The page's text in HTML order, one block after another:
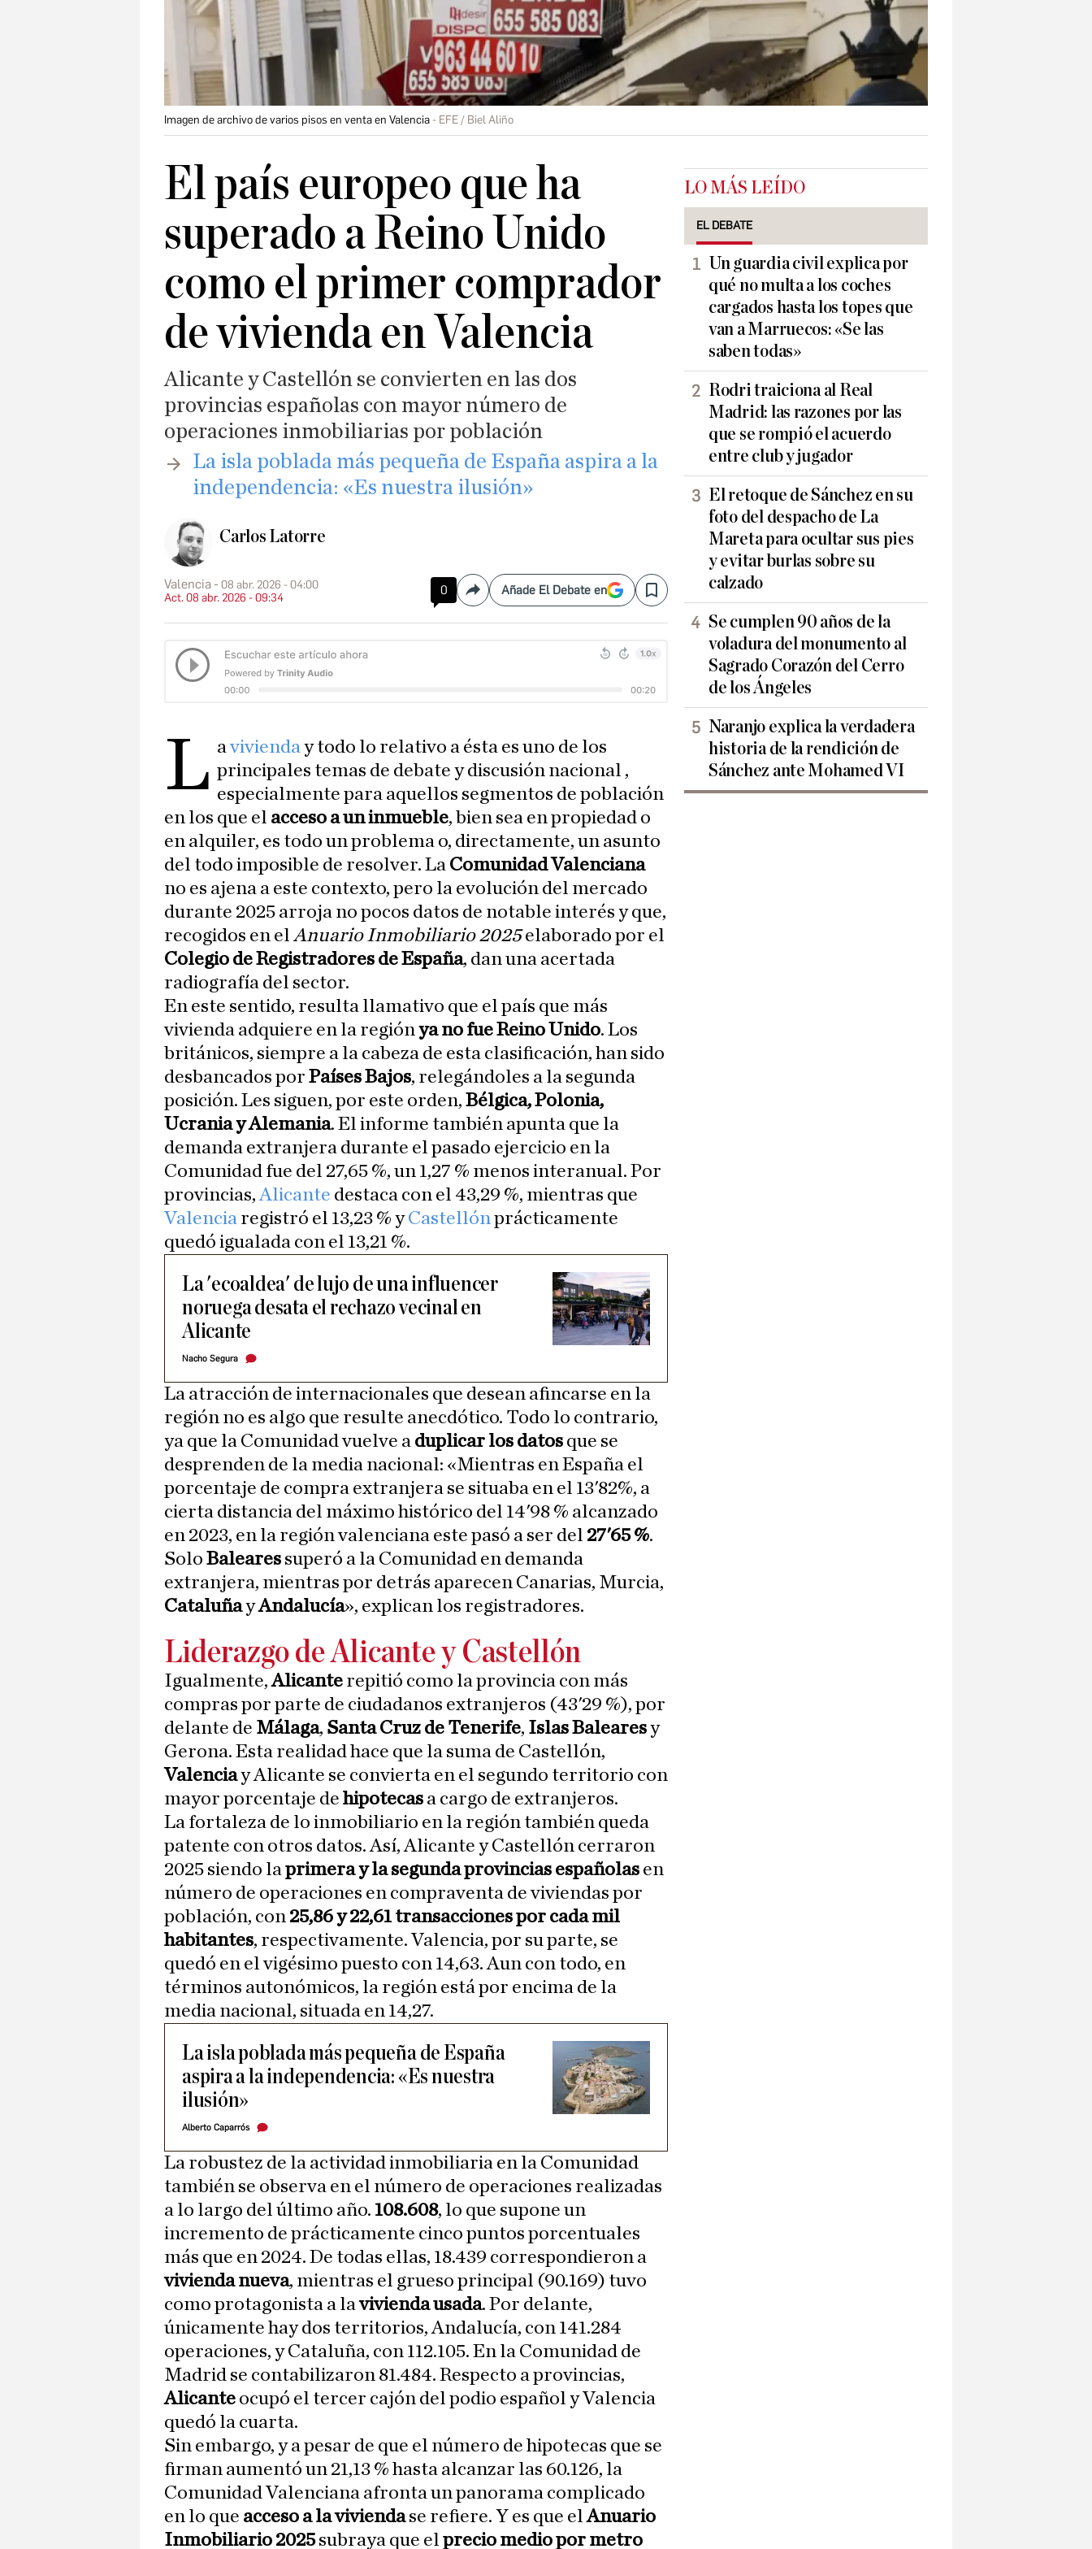
Imagen de archivo de varios pisos en venta en Valencia EFE / Biel Aliño
El país europeo que ha
superado a Reino Unido
como el primer comprador
de vivienda en Valencia
Alicante y Castellón se convierten en las dos
provincias españolas con mayor número de
operaciones inmobiliarias por población
​La isla poblada más pequeña de España aspira a la
independencia: «Es nuestra ilusión»
Carlos Latorre
Valencia
08 abr. 2026 - 04:00
Act. 08 abr. 2026 - 09:34
0 CompartirAñade El Debate en Save
L avivienday todo lo relativo a ésta es uno de los
principales temas de debate y discusión nacional ,
especialmente para aquellos segmentos de población
en los que el acceso a un inmueble, bien sea en propiedad o
en alquiler, es todo un problema o, directamente, un asunto
del todo imposible de resolver. La Comunidad Valenciana
no es ajena a este contexto, pero la evolución del mercado
durante 2025 arroja no pocos datos de notable interés y que,
recogidos en elAnuario Inmobiliario 2025elaborado por el
Colegio de Registradores de España, dan una acertada
radiografía del sector.
En este sentido, resulta llamativo que el país que más
vivienda adquiere en la regiónya no fue Reino Unido. Los
británicos, siempre a la cabeza de esta clasificación, han sido
desbancados por Países Bajos, relegándoles a la segunda
posición. Les siguen, por este orden, Bélgica, Polonia,
Ucrania y Alemania. El informe también apunta que la
demanda extranjera durante el pasado ejercicio en la
Comunidad fue del 27,65 %, un 1,27 % menos interanual. Por
provincias,Alicante destaca con el 43,29 %, mientras que
Valencia registró el 13,23 % yCastellónprácticamente
quedó igualada con el 13,21 %.
La 'ecoaldea' de lujo de una influencer
noruega desata el rechazo vecinal en
Alicante
Nacho Segura
La atracción de internacionales que desean afincarse en la
región no es algo que resulte anecdótico. Todo lo contrario,
ya que la Comunidad vuelve a duplicar los datos que se
desprenden de la media nacional: «Mientras en España el
porcentaje de compra extranjera se situaba en el 13'82%, a
cierta distancia del máximo histórico del 14'98 % alcanzado
en 2023, en la región valenciana este pasó a ser del 27'65 %.
Solo Baleares superó a la Comunidad en demanda
extranjera, mientras por detrás aparecen Canarias, Murcia,
CataluñayAndalucía», explican los registradores.
Liderazgo de Alicante y Castellón
Igualmente,Alicante repitió como la provincia con más
compras por parte de ciudadanos extranjeros (43'29 %), por
delante de Málaga, Santa Cruz de Tenerife, Islas Balearesy
Gerona. Esta realidad hace que la suma de Castellón,
Valenciay Alicante se convierta en el segundo territorio con
mayor porcentaje de hipotecas a cargo de extranjeros.
La fortaleza de lo inmobiliario en la región también queda
patente con otros datos. Así, Alicante y Castellón cerraron
2025 siendo laprimera y la segunda provincias españolas en
número de operaciones en compraventa de viviendas por
población, con 25,86 y 22,61 transacciones por cada mil
habitantes, respectivamente. Valencia, por su parte, se
quedó en el vigésimo puesto con 14,63. Aun con todo, en
términos autonómicos, la región está por encima de la
media nacional, situada en 14,27.
La isla poblada más pequeña de España
aspira a la independencia: «Es nuestra
ilusión»
Alberto Caparrós
La robustez de la actividad inmobiliaria en la Comunidad
también se observa en el número de operaciones realizadas
a lo largo del último año. 108.608, lo que supone un
incremento de prácticamente cinco puntos porcentuales
más que en 2024. De todas ellas, 18.439 correspondieron a
vivienda nueva, mientras el grueso principal (90.169) tuvo
como protagonista a lavivienda usada. Por delante,
únicamente hay dos territorios, Andalucía, con 141.284
operaciones, y Cataluña, con 112.105. En la Comunidad de
Madrid se contabilizaron 81.484. Respecto a provincias,
Alicante ocupó el tercer cajón del podio español y Valencia
quedó la cuarta.
Sin embargo, y a pesar de que el número de hipotecas que se
firman aumentó un 21,13 % hasta alcanzar las 60.126, la
Comunidad Valenciana afronta un panorama complicado
en lo que acceso a la viviendase refiere. Y es que elAnuario
Inmobiliario 2025subraya que el precio medio por metro
LO MÁS LEÍDO
EL DEBATE
Un guardia civil explica por
qué no multa a los coches
cargados hasta los topes que
van a Marruecos: «Se las
saben todas»
Rodri traiciona al Real
Madrid: las razones por las
que se rompió el acuerdo
entre club y jugador
El retoque de Sánchez en su
foto del despacho de La
Mareta para ocultar sus pies
y evitar burlas sobre su
calzado
Se cumplen 90 años de la
voladura del monumento al
Sagrado Corazón del Cerro
de los Ángeles
Naranjo explica la verdadera
historia de la rendición de
Sánchez ante Mohamed VI